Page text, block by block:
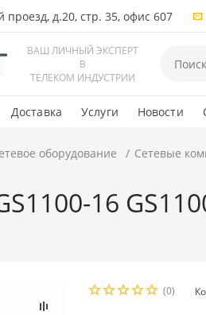
д.20, стр. 35, офис 607
ВАШ ЛИЧНЫЙ ЭКСПЕРТ
В
ТЕЛЕКОМ ИНДУСТРИИ
Доставка Услуги Новости
оборудование Сетевые
16
(0)